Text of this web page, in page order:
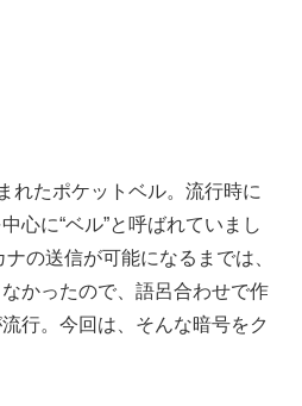
れたポケットベル。流行時に
心に“ベル”と呼ばれていまし
の送信が可能になるまでは、
かったので、語呂合わせで作
行。今回は、そんな暗号をク